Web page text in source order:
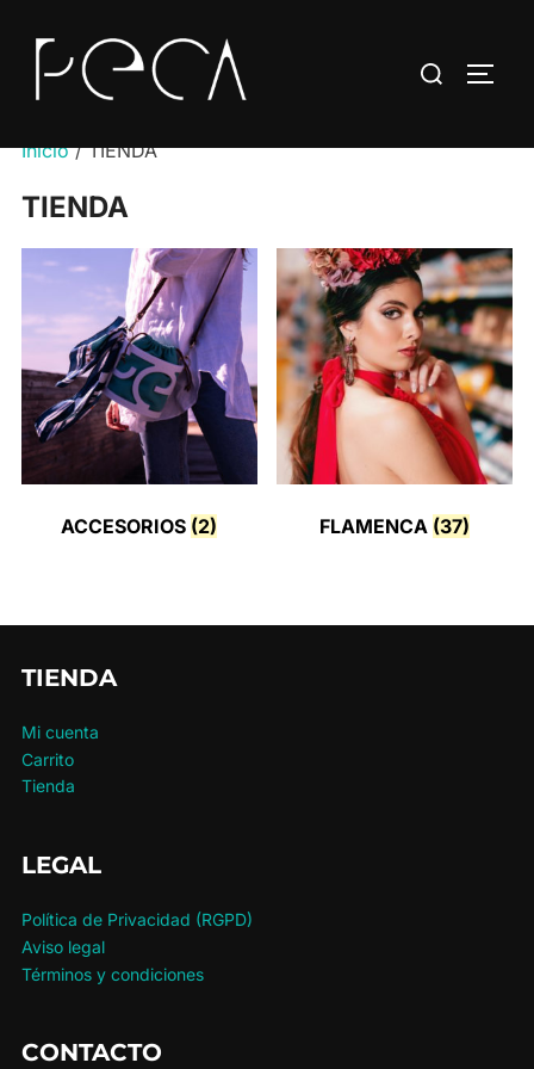
contenido
Buscar:
Inicio/ TIENDA
TIENDA
ACCESORIOS (2) FLAMENCA (37)
TIENDA
Mi cuenta
Carrito
Tienda
LEGAL
Política de Privacidad (RGPD)
Aviso legal
Términos y condiciones
CONTACTO